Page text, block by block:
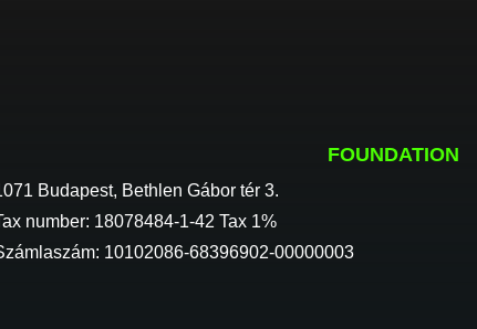
FOUNDATION
Budapest, Bethlen Gábor tér 3.
number: 18078484-1-42 Tax 1%
10102086-68396902-00000003